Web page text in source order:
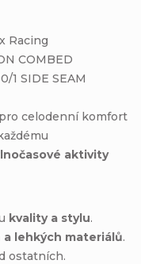
Racing
COMBED
1 SIDE SEAM
pro celodenní komfort
aktivity
kvality a stylu.
a lehkých materiálů.
ostatních.